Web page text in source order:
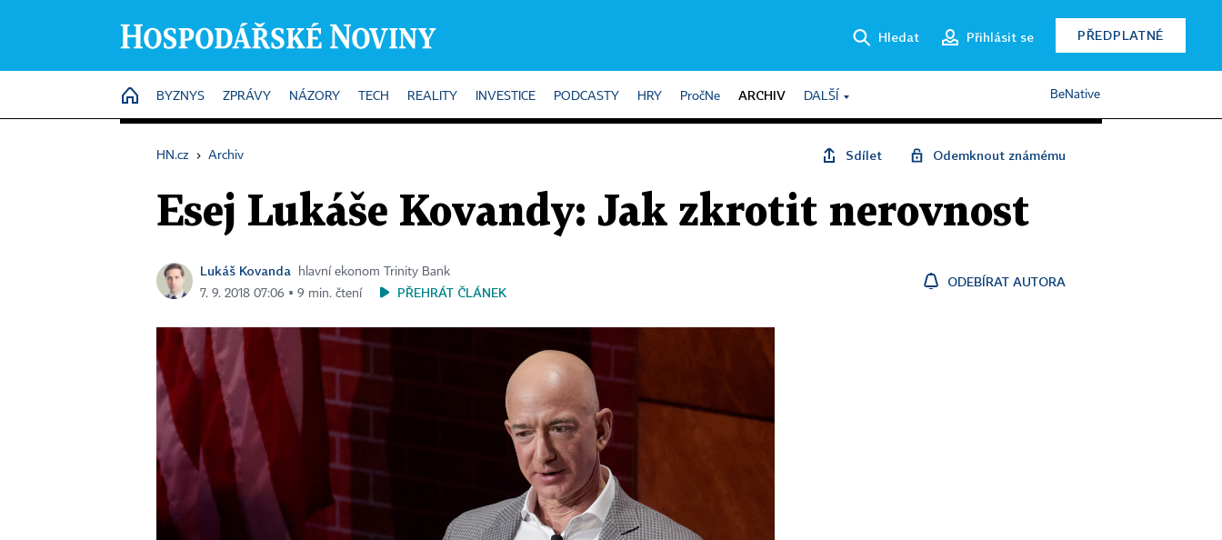
Hledat Přihlásit se PŘEDPLATNÉ
HOME
BYZNYS ZPRÁVY NÁZORY TECH REALITY INVESTICE PODCASTY HRY PročNe ARCHIV DALŠÍ BeNative
HN.cz › Archiv Sdílet Odemknout známému
Esej Lukáše Kovandy: Jak zkrotit nerovnost
Lukáš Kovanda
hlavní ekonom Trinity Bank
7. 9. 2018 07:06 ▪ 9 min. čtení
PŘEHRÁT ČLÁNEK
ODEBÍRAT AUTORA